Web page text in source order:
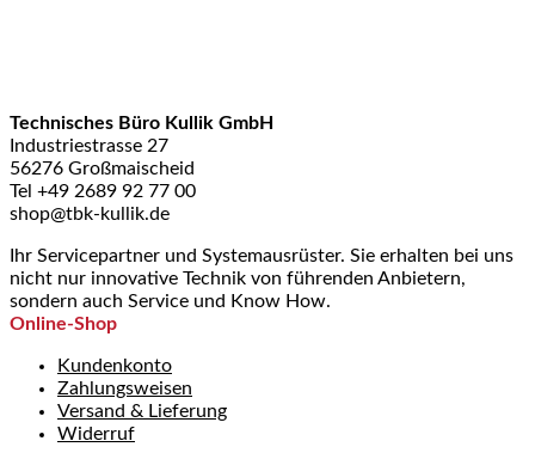
Technisches Büro Kullik GmbH
Industriestrasse 27
56276 Großmaischeid
Tel +49 2689 92 77 00
shop@tbk-kullik.de
Ihr Servicepartner und Systemausrüster. Sie erhalten bei uns
nicht nur innovative Technik von führenden Anbietern,
sondern auch Service und Know How.
Online-Shop
Kundenkonto
Zahlungsweisen
Versand & Lieferung
Widerruf